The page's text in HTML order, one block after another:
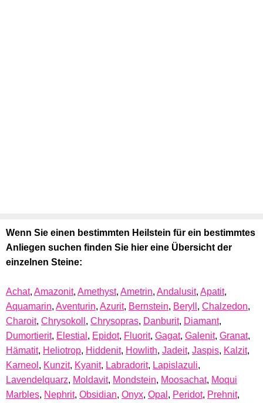
Wenn Sie einen bestimmten Heilstein für ein bestimmtes
Anliegen suchen finden Sie hier eine Übersicht der
einzelnen Steine:
Achat, Amazonit, Amethyst, Ametrin, Andalusit, Apatit,
Aquamarin, Aventurin, Azurit, Bernstein, Beryll , Chalzedon,
Charoit, Chrysokoll , Chrysopras, Danburit, Diamant,
Dumortierit, Elestial , Epidot, Fluorit, Gagat, Galenit, Granat,
Hämatit, Heliotrop, Hiddenit, Howlith, Jadeit, Jaspis, Kalzit,
Karneol , Kunzit, Kyanit, Labradorit, Lapislazuli,
Lavendelquarz, Moldavit, Mondstein, Moosachat, Moqui
Marbles, Nephrit, Obsidian, Onyx, Opal , Peridot, Prehnit,